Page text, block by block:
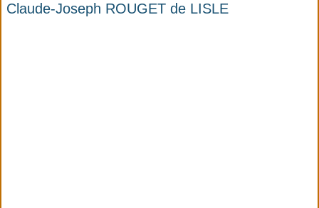
Claude-Joseph ROUGET de LISLE